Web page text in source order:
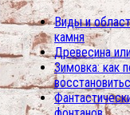
Виды и
камня
Древесина
Зимовка: как